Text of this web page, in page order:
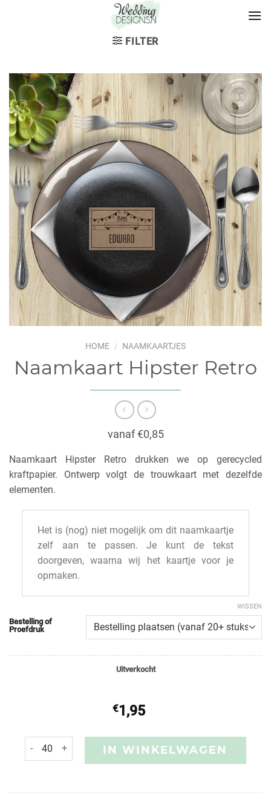
FILTER
HOME / NAAMKAARTJES
Naamkaart Hipster Retro
vanaf €0,85
Naamkaart Hipster Retro drukken we op gerecycled
kraftpapier. Ontwerp volgt de trouwkaart met dezelfde
elementen.
Het is (nog) niet mogelijk om dit naamkaartje
zelf aan te passen. Je kunt de tekst
doorgeven, waarna wij het kaartje voor je
opmaken.
Bestelling of
Proefdruk
WISSEN
Uitverkocht
€1,95
IN WINKELWAGEN